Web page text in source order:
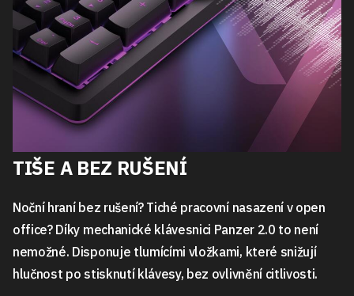
TIŠE A BEZ RUŠENÍ
Noční hraní bez rušení? Tiché pracovní nasazení v open
office? Díky mechanické klávesnici Panzer 2.0 to není
nemožné. Disponuje tlumícími vložkami, které snižují
hlučnost po stisknutí klávesy, bez ovlivnění citlivosti.